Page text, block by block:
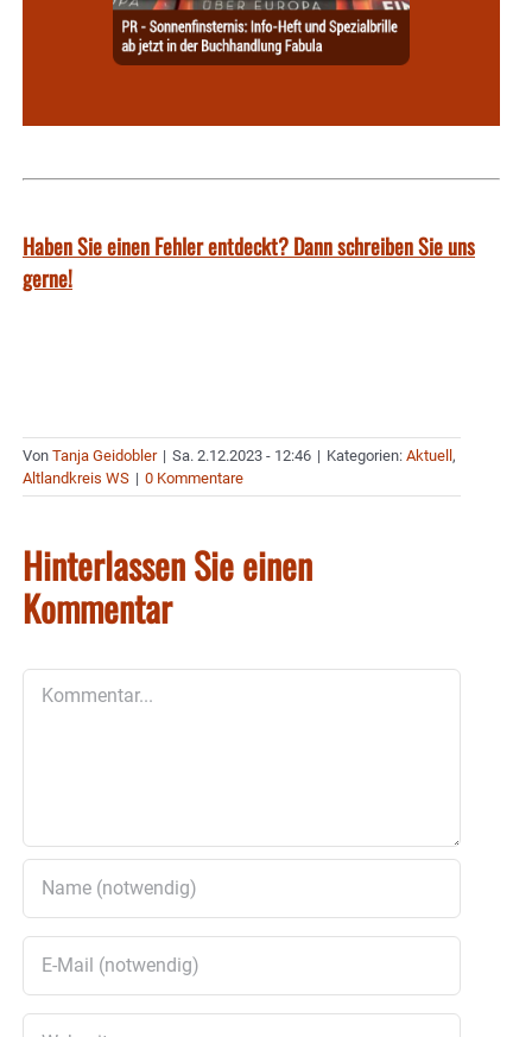
Haben Sie einen Fehler entdeckt? Dann schreiben Sie uns
gerne!
Von Tanja Geidobler | Sa. 2.12.2023 - 12:46 | Kategorien: Aktuell,
Altlandkreis WS | 0 Kommentare
Hinterlassen Sie einen
Kommentar